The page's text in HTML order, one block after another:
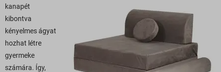
kanapét
kibontva
kényelmes ágyat
hozhat létre
gyermeke
számára. Így,